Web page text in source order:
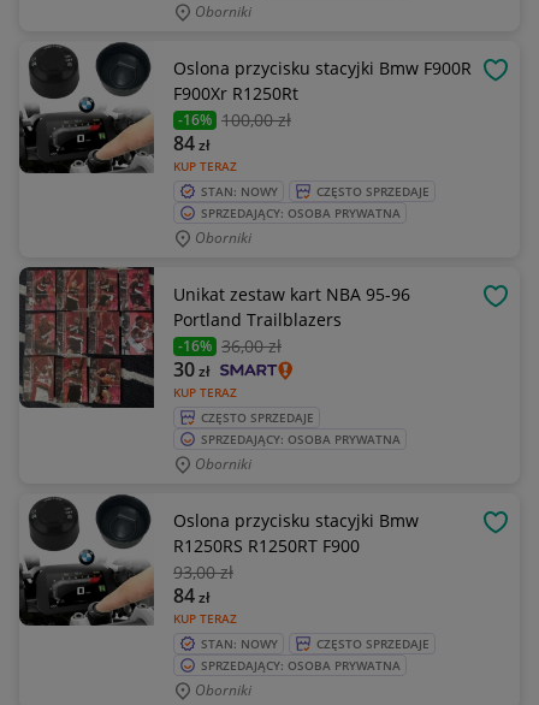
Oborniki
Oslona przycisku stacyjki Bmw F900R
F900Xr R1250Rt
-16% 100,00 zł
KUP TERAZ
84zł
STAN: NOWY
CZĘSTO SPRZEDAJE
SPRZEDAJĄCY: OSOBA PRYWATNA
Oborniki
Unikat zestaw kart NBA 95-96
Portland Trailblazers
-16% 36,00 zł
KUP TERAZ
30zł
CZĘSTO SPRZEDAJE
SPRZEDAJĄCY: OSOBA PRYWATNA
Oborniki
Oslona przycisku stacyjki Bmw
R1250RS R1250RT F900
93,00 zł
KUP TERAZ
84zł
STAN: NOWY
CZĘSTO SPRZEDAJE
SPRZEDAJĄCY: OSOBA PRYWATNA
Oborniki